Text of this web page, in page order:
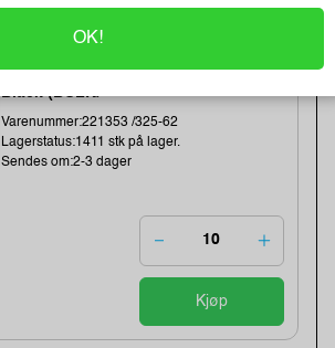
Black (BULK)
Varenummer:221353 /325-62
Lagerstatus:1411 stk på lager.
Sendes om:2-3 dager
Kjøp
OK!